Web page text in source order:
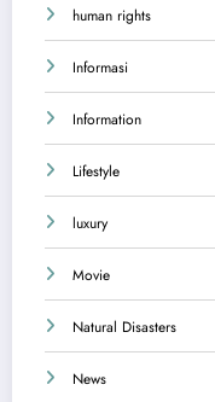
human rights
Informasi
Information
Lifestyle
luxury
Movie
Natural Disasters
News